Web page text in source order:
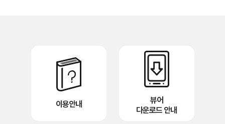
이용안내
뷰어
다운로드 안내